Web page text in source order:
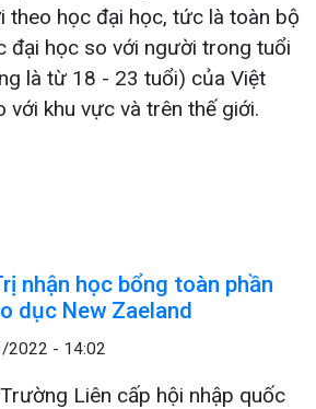
theo học đại học, tức là toàn bộ
đại học so với người trong tuổi
là từ 18 - 23 tuổi) của Việt
với khu vực và trên thế giới.
nhận học bổng toàn phần
dục New Zaeland
2022 - 14:02
Liên cấp hội nhập quốc